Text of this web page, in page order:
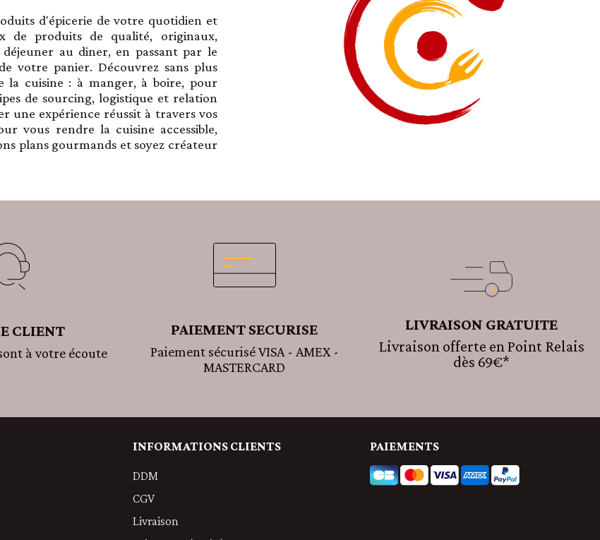
d'épicerie de votre quotidien et
de produits de qualité, originaux,
au diner, en passant par le
votre panier. Découvrez sans plus
la cuisine : à manger, à boire, pour
de sourcing, logistique et relation
une expérience réussit à travers vos
vous rendre la cuisine accessible,
plans gourmands et soyez créateur
CLIENT
à votre écoute
PAIEMENT SECURISE
Paiement sécurisé VISA - AMEX -
MASTERCARD
LIVRAISON GRATUITE
Livraison offerte en Point Relais
dès 69€*
INFORMATIONS CLIENTS
DDM
CGV
Livraison
PAIEMENTS